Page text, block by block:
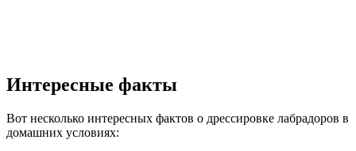
Интересные факты
Вот несколько интересных фактов о дрессировке лабрадоров в
домашних условиях: